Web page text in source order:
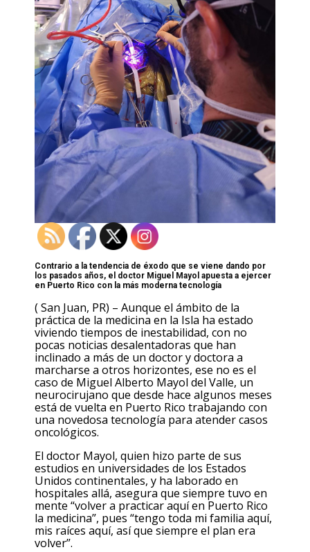
Contrario a la tendencia de éxodo que se viene dando por
los pasados años, el doctor Miguel Mayol apuesta a ejercer
en Puerto Rico con la más moderna tecnología
( San Juan, PR) – Aunque el ámbito de la
práctica de la medicina en la Isla ha estado
viviendo tiempos de inestabilidad, con no
pocas noticias desalentadoras que han
inclinado a más de un doctor y doctora a
marcharse a otros horizontes, ese no es el
caso de Miguel Alberto Mayol del Valle, un
neurocirujano que desde hace algunos meses
está de vuelta en Puerto Rico trabajando con
una novedosa tecnología para atender casos
oncológicos.
El doctor Mayol, quien hizo parte de sus
estudios en universidades de los Estados
Unidos continentales, y ha laborado en
hospitales allá, asegura que siempre tuvo en
mente “volver a practicar aquí en Puerto Rico
la medicina”, pues “tengo toda mi familia aquí,
mis raíces aquí, así que siempre el plan era
volver”.